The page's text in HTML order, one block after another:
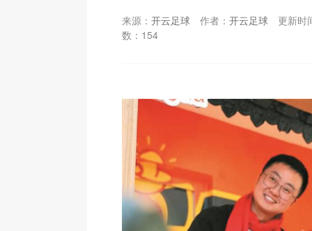
来源： 开云足球 作者： 开云足球
更新时
数： 154